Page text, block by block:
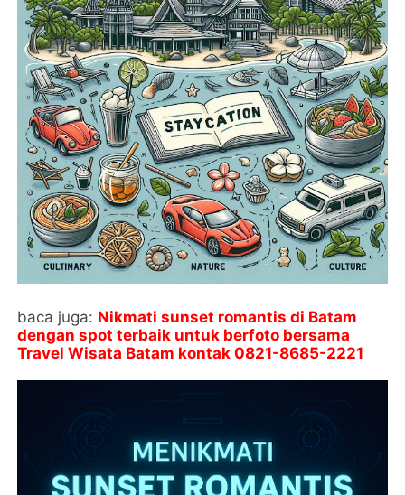
baca juga: Nikmati sunset romantis di Batam
dengan spot terbaik untuk berfoto bersama
Travel Wisata Batam kontak0821-8685-2221